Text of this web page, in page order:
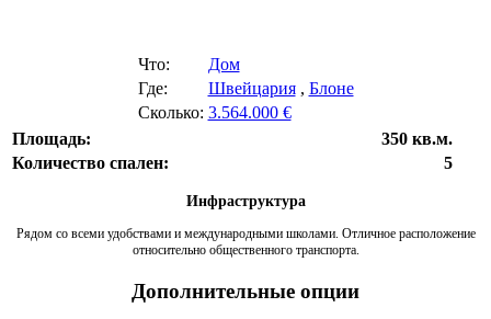
Что:
Дом
Где:
Швейцария, Блоне
Сколько: 3.564.000 €
Площадь:
350 кв.м.
Количество спален:
5
Инфраструктура
Рядом со всеми удобствами и международными школами. Отличное расположение
относительно общественного транспорта.
Дополнительные опции